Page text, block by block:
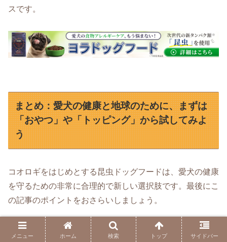
スです。
まとめ：愛犬の健康と地球のために、まずは
「おやつ」や「トッピング」から試してみよ
う
コオロギをはじめとする昆虫ドッグフードは、愛犬の健康
を守るための非常に合理的で新しい選択肢です。最後にこ
の記事のポイントをおさらいしましょう。
① コオロギフードは「愛犬のアレルギー対策」
メニュー ホーム 検索 トップ サイドバー